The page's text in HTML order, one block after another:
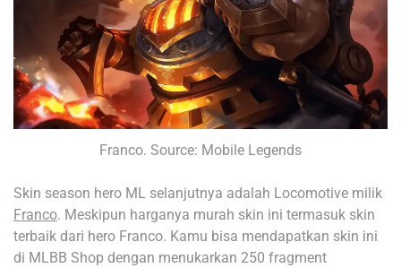
Franco. Source: Mobile Legends
Skin season hero ML selanjutnya adalah Locomotive milik
Franco. Meskipun harganya murah skin ini termasuk skin
terbaik dari hero Franco. Kamu bisa mendapatkan skin ini
di MLBB Shop dengan menukarkan 250 fragment